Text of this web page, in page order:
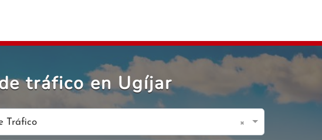
tráfico en Ugíjar
Tráfico ×